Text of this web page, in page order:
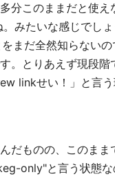
分このままだと使え
みたいな感じでしょ
まだ全然知らない
。とりあえず現段階
linkせい！」と言
だものの、このまま
only"と言う状態な